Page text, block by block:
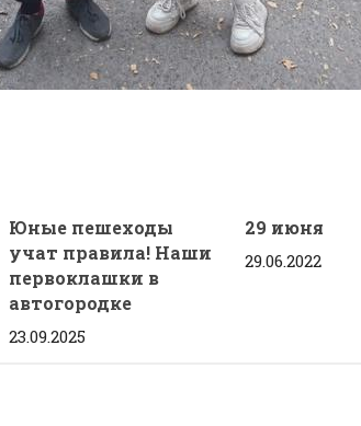
Юные пешеходы
учат правила! Наши
первоклашки в
автогородке
23.09.2025
29 июня
29.06.2022